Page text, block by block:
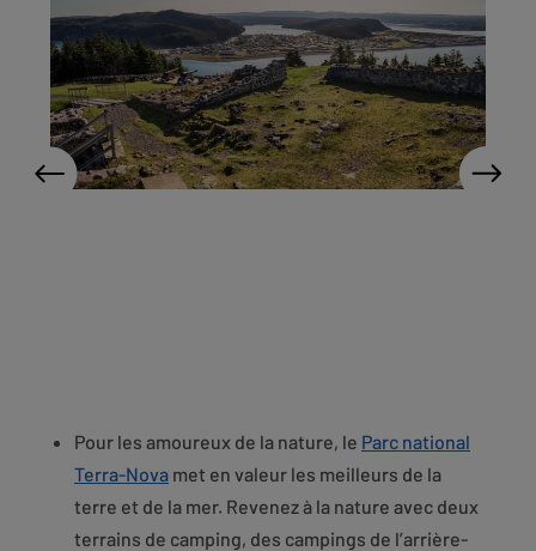
Pour les amoureux de la nature, le Parc national
Terra-Nova met en valeur les meilleurs de la
terre et de la mer. Revenez à la nature avec deux
terrains de camping, des campings de l’arrière-